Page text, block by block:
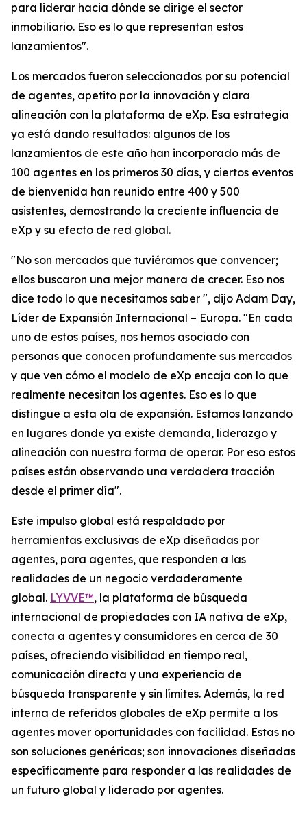
para liderar hacia dónde se dirige el sector
inmobiliario. Eso es lo que representan estos
lanzamientos".
Los mercados fueron seleccionados por su potencial
de agentes, apetito por la innovación y clara
alineación con la plataforma de eXp. Esa estrategia
ya está dando resultados: algunos de los
lanzamientos de este año han incorporado más de
100 agentes en los primeros 30 días, y ciertos eventos
de bienvenida han reunido entre 400 y 500
asistentes, demostrando la creciente influencia de
eXp y su efecto de red global.
"No son mercados que tuviéramos que convencer;
ellos buscaron una mejor manera de crecer. Eso nos
dice todo lo que necesitamos saber ", dijo Adam Day,
Líder de Expansión Internacional – Europa. "En cada
uno de estos países, nos hemos asociado con
personas que conocen profundamente sus mercados
y que ven cómo el modelo de eXp encaja con lo que
realmente necesitan los agentes. Eso es lo que
distingue a esta ola de expansión. Estamos lanzando
en lugares donde ya existe demanda, liderazgo y
alineación con nuestra forma de operar. Por eso estos
países están observando una verdadera tracción
desde el primer día".
Este impulso global está respaldado por
herramientas exclusivas de eXp diseñadas por
agentes, para agentes, que responden a las
realidades de un negocio verdaderamente
global. LYVVE™, la plataforma de búsqueda
internacional de propiedades con IA nativa de eXp,
conecta a agentes y consumidores en cerca de 30
países, ofreciendo visibilidad en tiempo real,
comunicación directa y una experiencia de
búsqueda transparente y sin límites. Además, la red
interna de referidos globales de eXp permite a los
agentes mover oportunidades con facilidad. Estas no
son soluciones genéricas; son innovaciones diseñadas
específicamente para responder a las realidades de
un futuro global y liderado por agentes.